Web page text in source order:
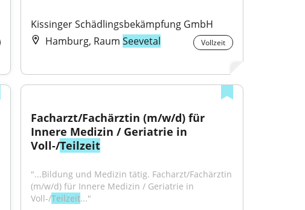
Kissinger Schädlingsbekämpfung GmbH
Hamburg, Raum Seevetal Vollzeit
Facharzt/Fachärztin (m/w/d) für
Innere Medizin / Geriatrie in
Voll-/Teilzeit
"...Bildung und Medizin tätig. Facharzt/Fachärztin
(m/w/d) für Innere Medizin / Geriatrie in
Voll-/Teilzeit..."